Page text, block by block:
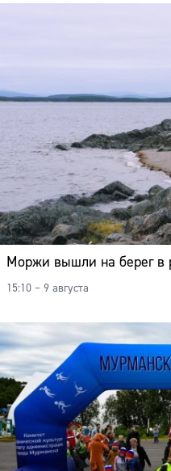
Моржи вышли на берег в
15:10 – 9 августа